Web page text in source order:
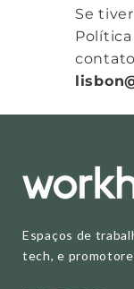
Se
Espaços de
tech, e